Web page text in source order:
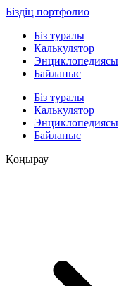
Біздің портфолио
Біз туралы
Калькулятор
Энциклопедиясы
Байланыс
Біз туралы
Калькулятор
Энциклопедиясы
Байланыс
Қоңырау